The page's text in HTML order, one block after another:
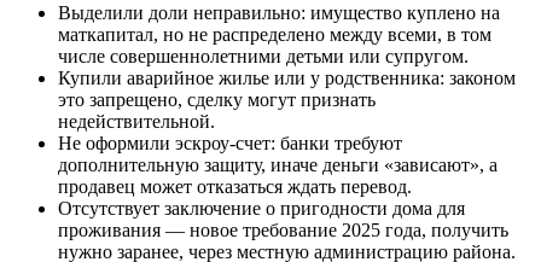
Выделили доли неправильно: имущество куплено на
маткапитал, но не распределено между всеми, в том
числе совершеннолетними детьми или супругом.
Купили аварийное жилье или у родственника: законом
это запрещено, сделку могут признать
недействительной.
Не оформили эскроу-счет: банки требуют
дополнительную защиту, иначе деньги «зависают», а
продавец может отказаться ждать перевод.
Отсутствует заключение о пригодности дома для
проживания — новое требование 2025 года, получить
нужно заранее, через местную администрацию района.